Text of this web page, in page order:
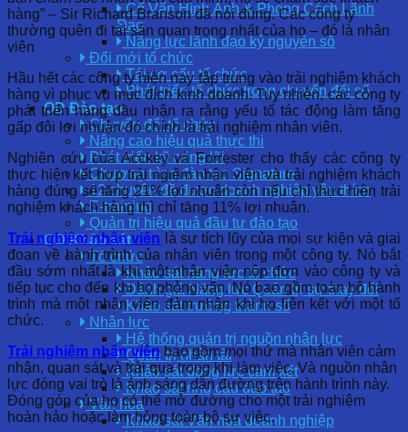
Cố Vấn Hình Ảnh & Phong Cách Lãnh
Đạo
Năng lực lãnh đạo kỷ nguyên số
Đổi mới tổ chức
Tái cơ cấu tổ chức
Phát triển tổ chức trong chuyển đổi số
OD Đào tạo
Chuyển đổi tổ chức
Nâng cao hiệu quả thực thi
Phát triển kỹ năng lõi
Chương trình đào tạo Signature
12 chuyên đề được doanh nghiệp yêu thích
E-training
Quản trị hiệu quả đầu tư đào tạo
OD Khảo sát
Tổ chức
Khảo sát năng lực tổ chức
Đánh giá Năng lực Quản trị sự thay đổi
Khảo sát trưởng thành số
Nhân lực
Hệ thống quản trị nguồn nhân lực
Quản trị nhân tài
Khảo sát động lực cam kết
Khảo sát nhu cầu đào tạo
Văn hóa
Khảo sát Văn hóa doanh nghiệp
hàng” – Sir Richard Branson đã nói đúng. Các công ty
thường quên đi tài sản quan trọng nhất của họ – đó là nhân
viên
Hầu hết các công ty hiện nay tập trung vào trải nghiệm khách
hàng vì phục vụ mục đích kinh doanh. Tuy nhiên, các công ty
phát triển hàng đầu nhận ra rằng yếu tố tác động làm tăng
gấp đôi lợi nhuận đó chính là trải nghiệm nhân viên.
Nghiên cứu của Acckey và Forrester cho thấy các công ty
thực hiện kết hợp trải ngiệm nhân viên và trải nghiệm khách
hàng đúng sẽ tăng 21% lợi nhuận còn nếu chỉ thực hiện trải
nghiệm khách hàng thì chỉ tăng 11% lợi nhuận.
Trải nghiệm nhân viên là sự tích lũy của mọi sự kiện và giai
đoạn về hành trình của nhân viên trong một công ty. Nó bắt
đầu sớm nhất là khi một nhân viên nộp đơn vào công ty và
tiếp tục cho đến khi họ phỏng vấn. Nó bao gồm toàn bộ hành
trình mà một nhân viên đảm nhận khi họ liên kết với một tổ
chức.
Trải nghiệm nhân viên bao gồm mọi thứ mà nhân viên cảm
nhận, quan sát và trải qua trong khi làm việc. Và nguồn nhân
lực đóng vai trò là ánh sáng dẫn đường trên hành trình này.
Đóng góp của họ có thể mở đường cho một trải nghiệm
hoàn hảo hoặc làm hỏng toàn bộ sự việc.